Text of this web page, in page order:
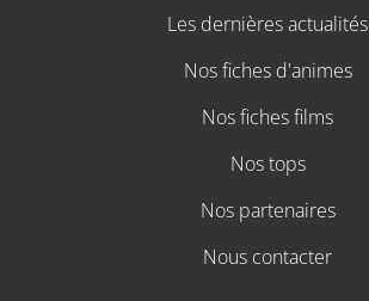
Les dernières actualités
Nos fiches d'animes
Nos fiches films
Nos tops
Nos partenaires
Nous contacter